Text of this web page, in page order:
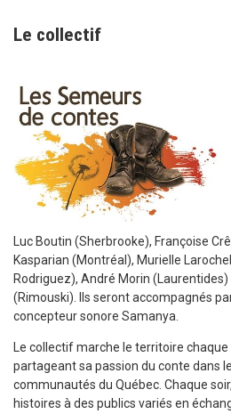
Le collectif
Luc Boutin (Sherbrooke), Françoise
Kasparian (Montréal), Murielle
Rodriguez), André Morin
(Rimouski). Ils seront accompagnés
concepteur sonore Samanya.
Le collectif marche le territoire
partageant sa passion du conte dans
communautés du Québec. Chaque
histoires à des publics variés en